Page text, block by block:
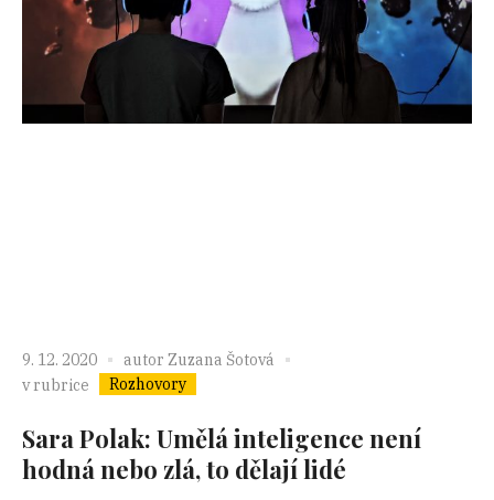
9. 12. 2020 autor Zuzana Šotová
v rubrice
Rozhovory
Sara Polak: Umělá inteligence není
hodná nebo zlá, to dělají lidé